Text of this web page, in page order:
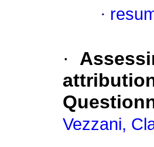
·
·
Vezzani,